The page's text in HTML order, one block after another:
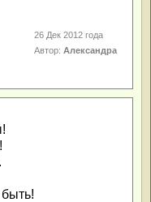
26 Дек 2012 года
Автор:Александра